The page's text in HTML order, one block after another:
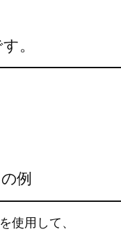
。
例
使用して、